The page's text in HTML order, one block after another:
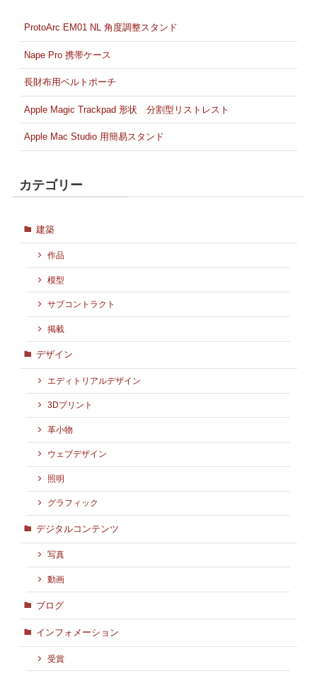
ProtoArc EM01 NL 角度調整スタンド
Nape Pro 携帯ケース
長財布用ベルトポーチ
Apple Magic Trackpad 形状 分割型リストレスト
Apple Mac Studio 用簡易スタンド
カテゴリー
建築
作品
模型
サブコントラクト
掲載
デザイン
エディトリアルデザイン
3Dプリント
革小物
ウェブデザイン
照明
グラフィック
デジタルコンテンツ
写真
動画
ブログ
インフォメーション
受賞